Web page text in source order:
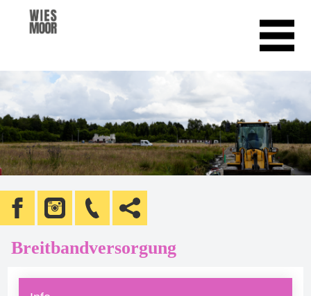
Breitbandversorgung